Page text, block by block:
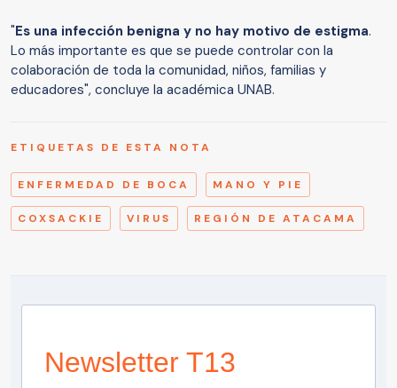
"Es una infección benigna y no hay motivo de estigma.
Lo más importante es que se puede controlar con la
colaboración de toda la comunidad, niños, familias y
educadores", concluye la académica UNAB.
ETIQUETAS DE ESTA NOTA
ENFERMEDAD DE BOCA MANO Y PIE
COXSACKIE VIRUS REGIÓN DE ATACAMA
Newsletter T13